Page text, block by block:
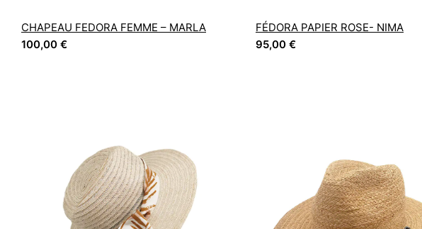
CHAPEAU FEDORA FEMME – MARLA
100,00 €
FÉDORA PAPIER ROSE- NIMA
95,00 €